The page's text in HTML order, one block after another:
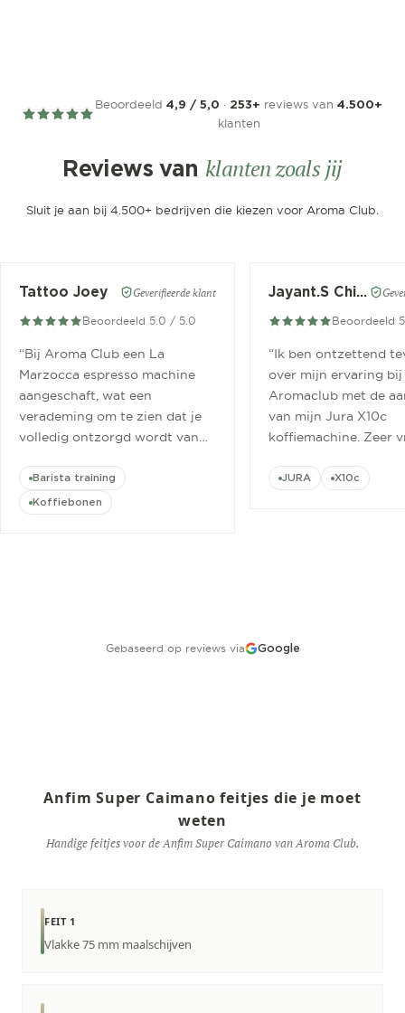
Beoordeeld 4,9 / 5,0 · 253+ reviews van 4.500+
klanten
Reviews van klanten zoals jij
Sluit je aan bij 4.500+ bedrijven die kiezen voor Aroma Club.
Tattoo Joey Geverifieerde klant
Beoordeeld 5.0 / 5.0
“Bij Aroma Club een La
Marzocca espresso machine
aangeschaft, wat een
verademing om te zien dat je
volledig ontzorgd wordt van
cursus.”
Barista training
Koffiebonen
Jayant.S Chitaroe
Beoordeeld
“Ik ben ontzettend
over mijn ervaring bij
Aromaclub met de
van mijn Jura X10c
koffiemachine. Zeer
JURA X10c
Gebaseerd op reviews via Google
Anfim Super Caimano feitjes die je moet
weten
Handige feitjes voor de Anfim Super Caimano van Aroma Club.
FEIT 1
Vlakke 75 mm maalschijven